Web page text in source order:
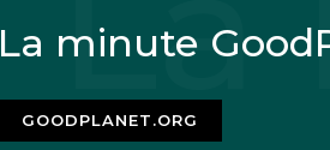
Elle
miettes.
annoncée.
La minute
GOODPLANET.ORG